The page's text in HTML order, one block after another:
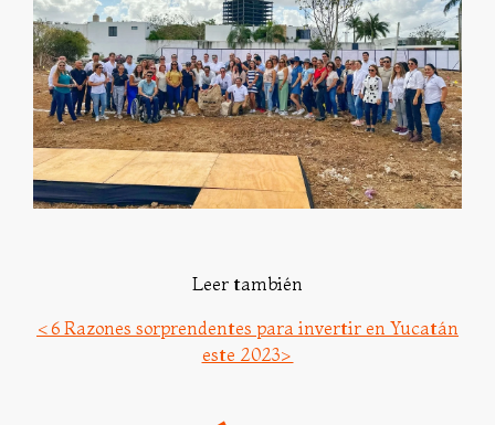
Leer también
<6 Razones sorprendentes para invertir en Yucatán
este 2023>